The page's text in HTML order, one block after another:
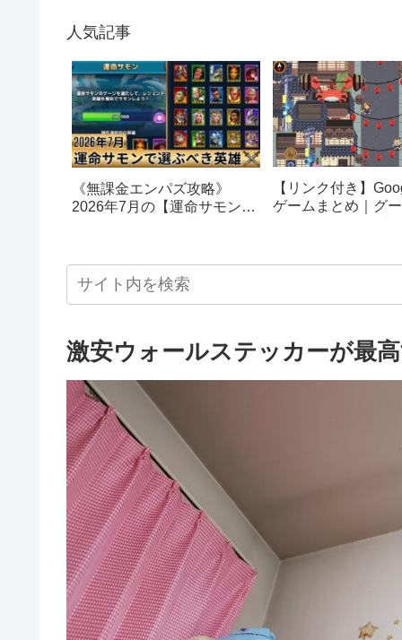
人気記事
《無課金エンパズ攻略》
2026年7月の【運命サモン】
【リンク付き】
ゲームまとめ｜グ
激安ウォールステッカーが最